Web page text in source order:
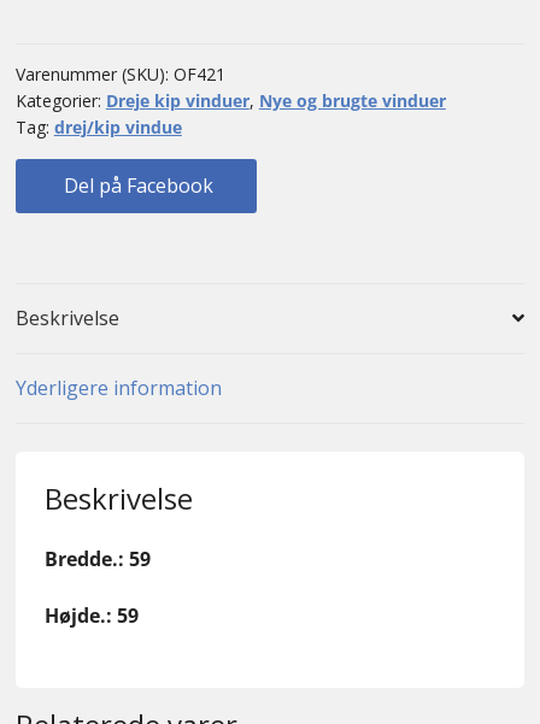
Varenummer (SKU): OF421
Kategorier: Dreje kip vinduer, Nye og brugte vinduer
Tag: drej/kip vindue
Del på Facebook
Beskrivelse
Yderligere information
Beskrivelse
Bredde.: 59
Højde.: 59